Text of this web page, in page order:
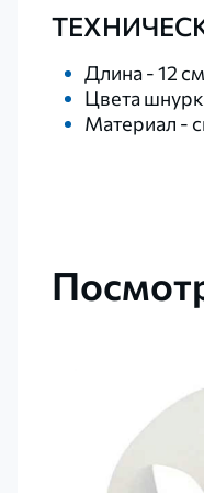
Длина - 12 см
Цвета
Материал -